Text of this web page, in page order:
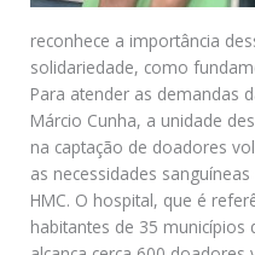
reconhece a importância
solidariedade, como
Para atender as demandas
Márcio Cunha, a unidade
na captação de doadores
as necessidades
HMC. O hospital, que é
habitantes de 35 municípios